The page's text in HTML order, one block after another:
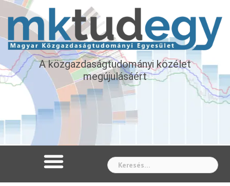
A közgazdaságtudományi közélet
megújulásáért